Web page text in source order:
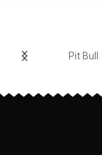
przed
– Soczewki
pełny komfort
– Dzięki warstwom
Pit Bull